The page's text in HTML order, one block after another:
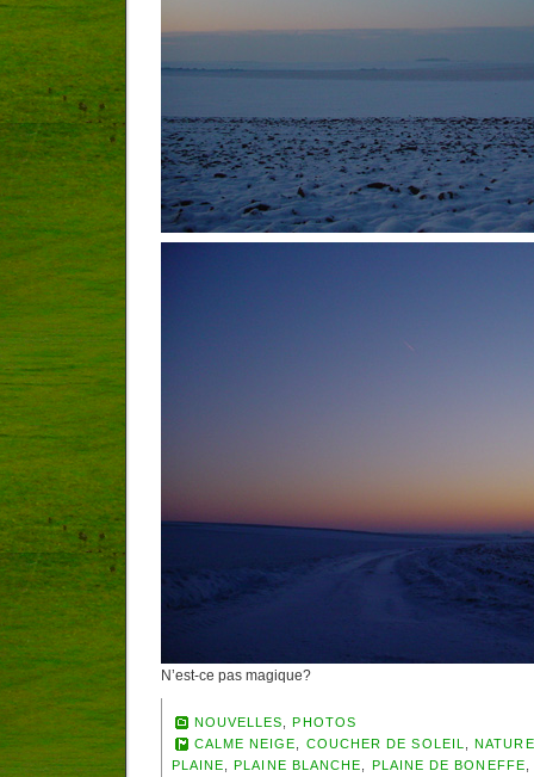
N’est-ce pas magique?
NOUVELLES ,PHOTOS
CALME NEIGE
COUCHER DE SOLEIL ,
PLAINE ,PLAINE BLANCHE PLAINE DE BONEFFE